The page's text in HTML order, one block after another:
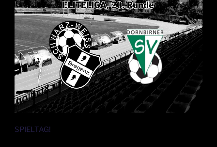
SPIELTAG!